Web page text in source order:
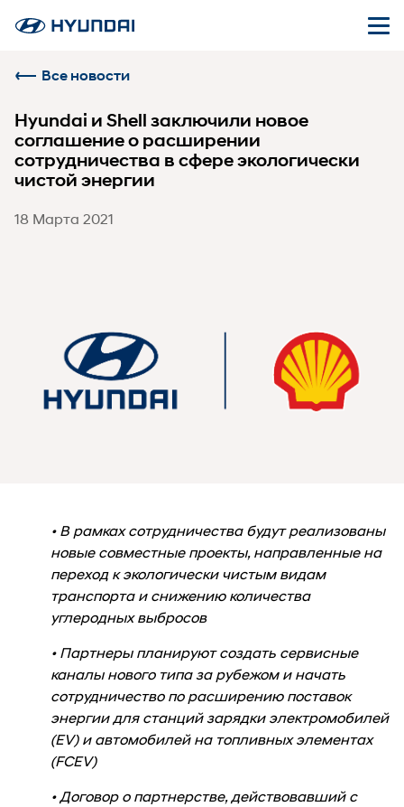
Все новости
Hyundai и Shell заключили новое
соглашение о расширении
сотрудничества в сфере экологически
чистой энергии
18 Марта 2021
• В рамках сотрудничества будут реализованы
новые совместные проекты, направленные на
переход к экологически чистым видам
транспорта и снижению количества
углеродных выбросов
• Партнеры планируют создать сервисные
каналы нового типа за рубежом и начать
сотрудничество по расширению поставок
энергии для станций зарядки электромобилей
(EV) и автомобилей на топливных элементах
(FCEV)
• Договор о партнерстве, действовавший с